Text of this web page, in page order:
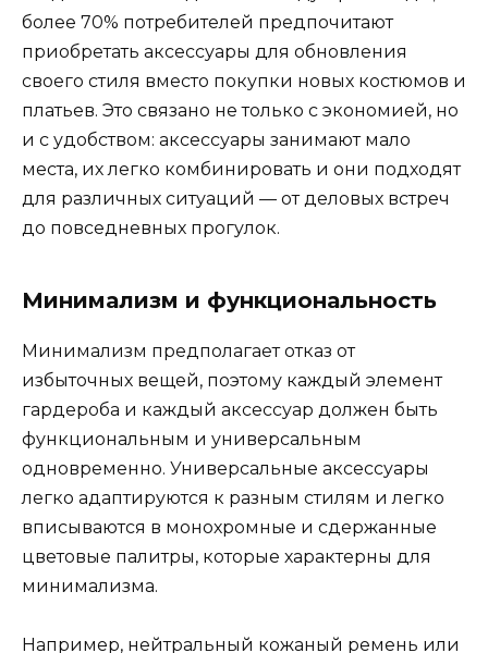
более 70% потребителей предпочитают
приобретать аксессуары для обновления
своего стиля вместо покупки новых костюмов и
платьев. Это связано не только с экономией, но
и с удобством: аксессуары занимают мало
места, их легко комбинировать и они подходят
для различных ситуаций — от деловых встреч
до повседневных прогулок.
Минимализм и функциональность
Минимализм предполагает отказ от
избыточных вещей, поэтому каждый элемент
гардероба и каждый аксессуар должен быть
функциональным и универсальным
одновременно. Универсальные аксессуары
легко адаптируются к разным стилям и легко
вписываются в монохромные и сдержанные
цветовые палитры, которые характерны для
минимализма.
Например, нейтральный кожаный ремень или